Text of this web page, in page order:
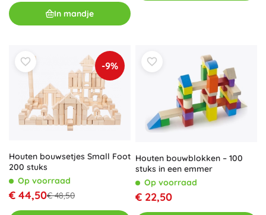
In mandje
-9%
Houten bouwsetjes Small Foot
200 stuks
Op voorraad
€ 44,50€ 48,50
Houten bouwblokken – 100
stuks in een emmer
Op voorraad
€ 22,50